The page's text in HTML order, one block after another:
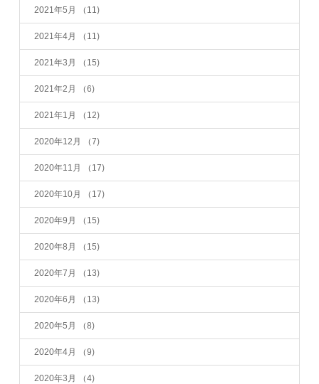
2021年5月 （11)
2021年4月 （11)
2021年3月 （15)
2021年2月 （6)
2021年1月 （12)
2020年12月 （7)
2020年11月 （17)
2020年10月 （17)
2020年9月 （15)
2020年8月 （15)
2020年7月 （13)
2020年6月 （13)
2020年5月 （8)
2020年4月 （9)
2020年3月 （4)